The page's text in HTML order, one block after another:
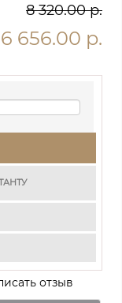
8 320.00 р.
6 656.00 р.
отзыв